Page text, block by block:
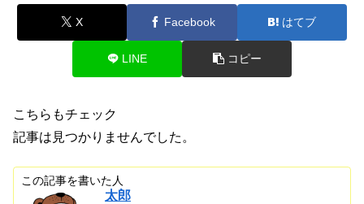
X Facebook はてブ
LINE コピー
こちらもチェック
記事は見つかりませんでした。
この記事を書いた人
太郎